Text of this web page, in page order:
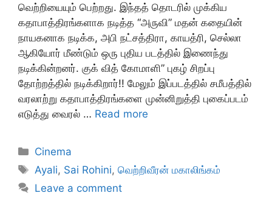
வெற்றியையும் பெற்றது. இந்தத் தொடரில் முக்கிய
கதாபாத்திரங்களாக நடித்த “அருவி” மதன் கதையின்
நாயகனாக நடிக்க, அபி நட்சத்திரா, காயத்ரி, செல்லா
ஆகியோர் மீண்டும் ஒரு புதிய படத்தில் இணைந்து
நடிக்கின்றனர். குக் வித் கோமாளி” புகழ் சிறப்பு
தோற்றத்தில் நடிக்கிறார்!! மேலும் இப்படத்தில் சமீபத்தில்
வரலாற்று கதாபாத்திரங்களை முன்னிறுத்தி புகைப்படம்
எடுத்து வைரல் … Read more
Categories
Cinema
Tags
Ayali, Sai Rohini,வெற்றிவீரன் மகாலிங்கம்
Leave a comment